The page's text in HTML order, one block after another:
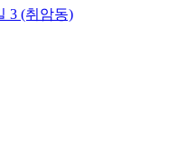
3 (취암동)